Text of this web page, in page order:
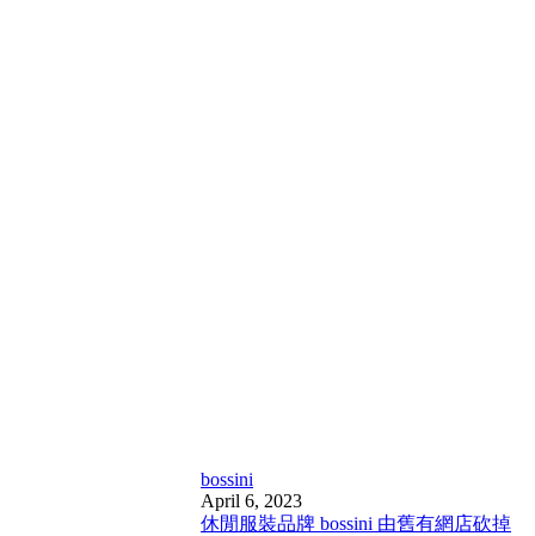
bossini
April 6, 2023
休閒服裝品牌 bossini 由舊有網店砍掉